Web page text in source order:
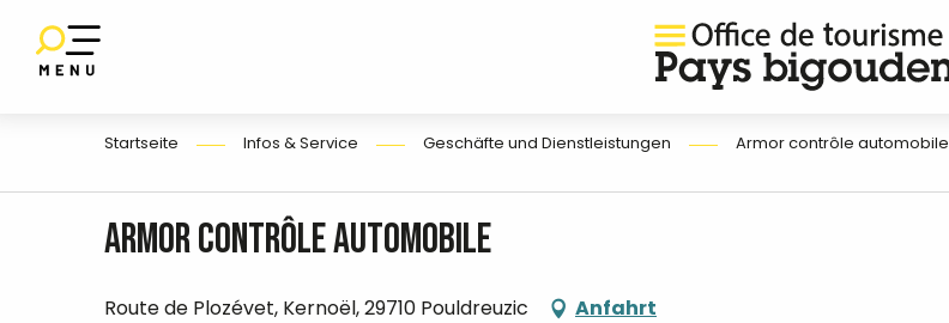
contenu
Startseite Infos & Service Geschäfte und Dienstleistungen Armor contrôle automobile
Armor contrôle automobile
Route de Plozévet, Kernoël, 29710 Pouldreuzic Anfahrt